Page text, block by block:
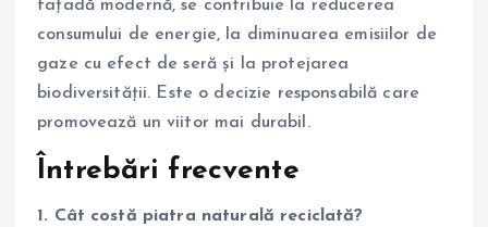
fațadă modernă, se contribuie la reducerea
consumului de energie, la diminuarea emisiilor de
gaze cu efect de seră și la protejarea
biodiversității. Este o decizie responsabilă care
promovează un viitor mai durabil.
Întrebări frecvente
1. Cât costă piatra naturală reciclată?